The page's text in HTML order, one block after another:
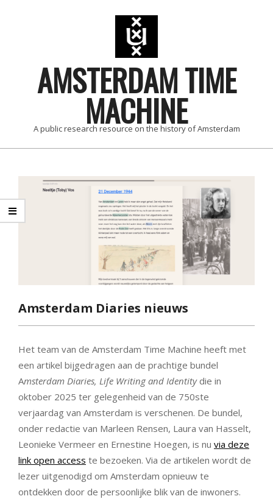
AMSTERDAM TIME
MACHINE
A public research resource on the history of Amsterdam
Amsterdam Diaries nieuws
Het team van de Amsterdam Time Machine heeft met
een artikel bijgedragen aan de prachtige bundel
Amsterdam Diaries, Life Writing and Identitydie in
oktober 2025 ter gelegenheid van de 750ste
verjaardag van Amsterdam is verschenen. De bundel,
onder redactie van Marleen Rensen, Laura van Hasselt,
Leonieke Vermeer en Ernestine Hoegen, is nu via deze
link open access te bezoeken. Via de artikelen wordt de
lezer uitgenodigd om Amsterdam opnieuw te
ontdekken door de persoonlijke blik van de inwoners.